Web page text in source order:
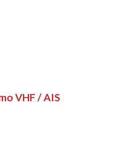
VHF / AIS